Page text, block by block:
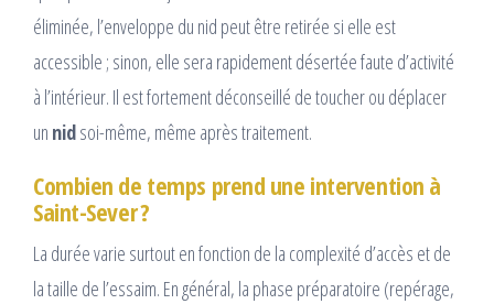
éliminée, l’enveloppe du nid peut être retirée si elle est
accessible ; sinon, elle sera rapidement désertée faute d’activité
à l’intérieur. Il est fortement déconseillé de toucher ou déplacer
un nidsoi-même, même après traitement.
Combien de temps prend une intervention à
Saint-Sever ?
La durée varie surtout en fonction de la complexité d’accès et de
la taille de l’essaim. En général, la phase préparatoire (repérage,